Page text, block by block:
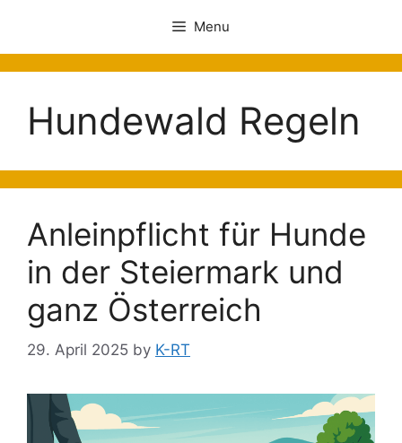
Menu
Hundewald Regeln
Anleinpflicht für Hunde
in der Steiermark und
ganz Österreich
29. April 2025 by K-RT